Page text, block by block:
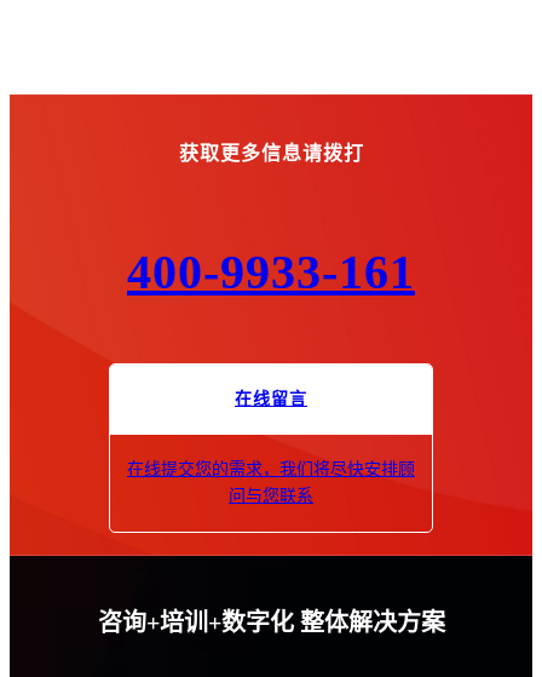
获取更多信息请拨打
400-9933-161
在线留言
在线提交您的需求，我们将尽快安排顾
问与您联系
咨询+培训+数字化 整体解决方案